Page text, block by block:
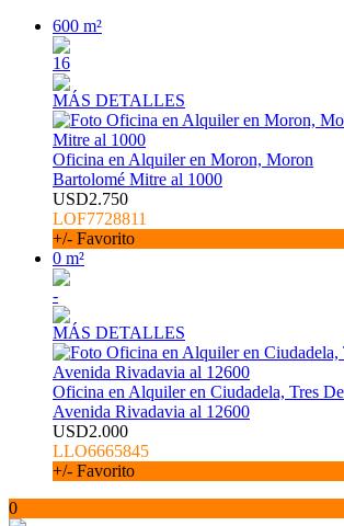
600 m²
16
MÁS DETALLES
Oficina en Alquiler en Moron, Moron
Bartolomé Mitre al 1000
USD2.750
LOF7728811
+/- Favorito
0 m²
-
MÁS DETALLES
Oficina en Alquiler en Ciudadela, Tres
Avenida Rivadavia al 12600
USD2.000
LLO6665845
+/- Favorito
0